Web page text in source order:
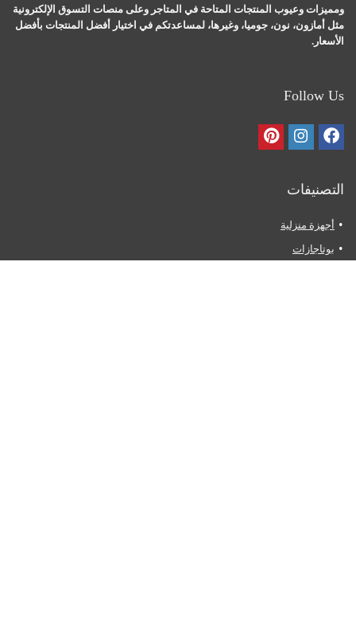
ومميزات وعيوب المنتجات المتاحة في المتاجر وعلى منصات التسوق الإلكترونية
مثل أمازون، نون، جوميا، وغيرها، لمساعدتكم في اختيار أفضل المنتجات بأفضل
الأسعار.
Follow Us
التصنيفات
أجهزة منزلية
بوتاجازات